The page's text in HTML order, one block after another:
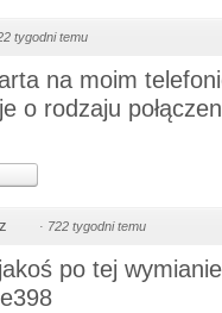
tygodni temu
na moim
o rodzaju
· 722 tygodni temu
po tej